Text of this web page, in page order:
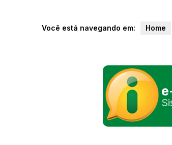
Você está navegando em: Home